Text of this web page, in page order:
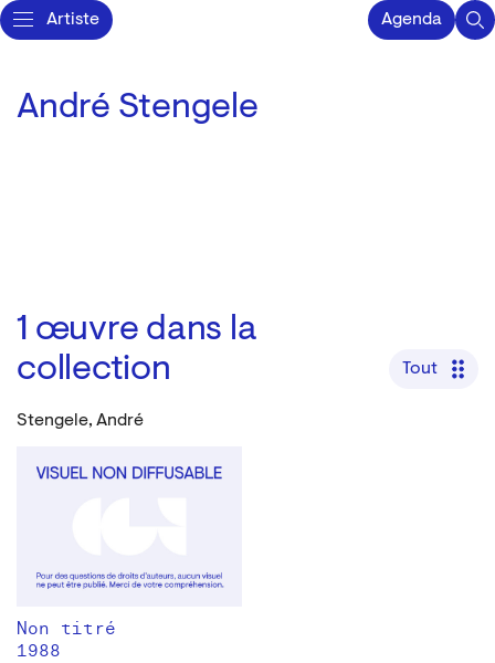
Artiste Agenda
André Stengele
1 œuvre dans la
collection
Tout
Stengele, André
Non titré
1988